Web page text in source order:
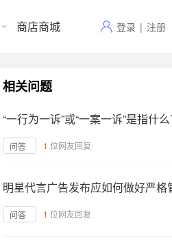
商店商城 登录 | 注册
相关问题
“一行为一诉”或“一案一诉”是指什么
问答 1 位网友回复
明星代言广告发布应如何做好严格
问答 1 位网友回复